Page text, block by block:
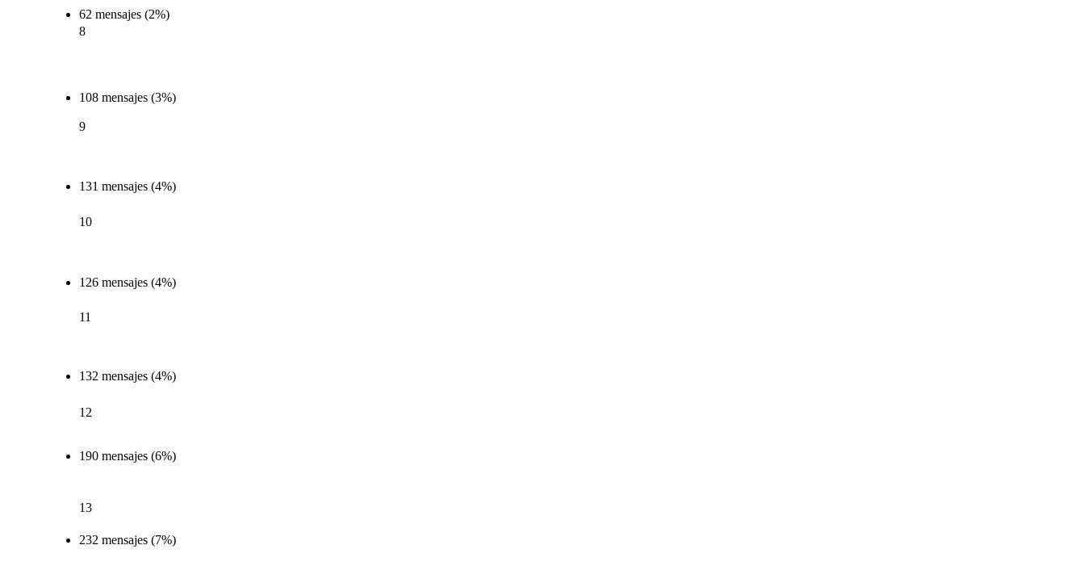
62 mensajes (2%)
8
108 mensajes (3%)
9
131 mensajes (4%)
10
126 mensajes (4%)
11
132 mensajes (4%)
12
190 mensajes (6%)
13
232 mensajes (7%)